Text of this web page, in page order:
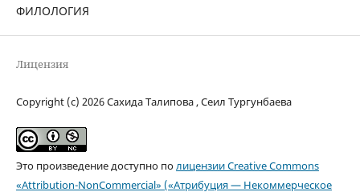
ФИЛОЛОГИЯ
Лицензия
Copyright (c) 2026 Сахида Талипова , Сеил Тургунбаева
Это произведение доступно полицензии Creative Commons
«Attribution-NonCommercial» («Атрибуция — Некоммерческое